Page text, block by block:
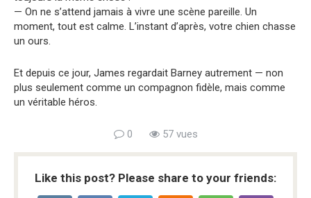
— On ne s’attend jamais à vivre une scène pareille. Un
moment, tout est calme. L’instant d’après, votre chien chasse
un ours.
Et depuis ce jour, James regardait Barney autrement — non
plus seulement comme un compagnon fidèle, mais comme
un véritable héros.
0 57 vues
Like this post? Please share to your friends: